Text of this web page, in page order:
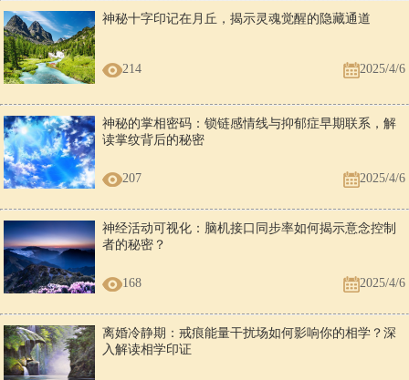
神秘十字印记在月丘，揭示灵魂觉醒的隐藏通道
214 2025/4/6
神秘的掌相密码：锁链感情线与抑郁症早期联系，解
读掌纹背后的秘密
207 2025/4/6
神经活动可视化：脑机接口同步率如何揭示意念控制
者的秘密？
168 2025/4/6
离婚冷静期：戒痕能量干扰场如何影响你的相学？深
入解读相学印证